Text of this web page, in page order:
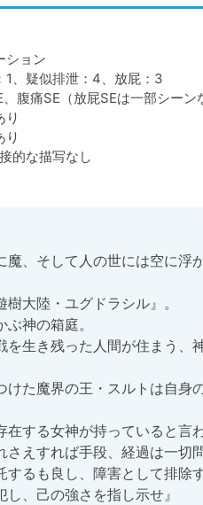
ション
、疑似排泄：4、放屁：3
腹痛SE（放屁SEは一部シーン
り
り
的な描写なし
、そして人の世には空に浮か
大陸・ユグドラシル』。
神の箱庭。
を生き残った人間が住まう、
けた魔界の王・スルトは自身
在する女神が持っていると言
えすれば手段、経過は一切問
るも良し、障害として排除す
、己の強さを指し示せ』